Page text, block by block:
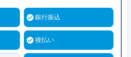
銀行振込
後払い